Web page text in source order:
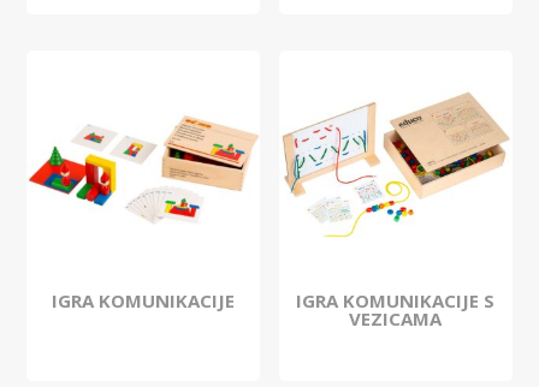
IGRA KOMUNIKACIJE IGRA KOMUNIKACIJE S
VEZICAMA